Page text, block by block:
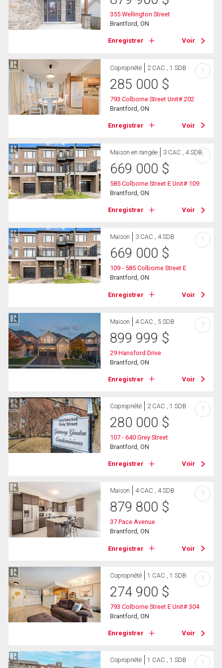
355 Wellington Street
Brantford, ON
Enregistrer Voir
Copropriété 2 CAC , 1 SDB
285 000 $
793 Colborne Street Unit# 202
Brantford, ON
Enregistrer Voir
?
Maison en rangée 3 CAC , 4 SDB
669 000 $
585 Colborne Street E Unit# 109
Brantford, ON
Enregistrer Voir
?
Maison 3 CAC , 4 SDB
669 000 $
109 - 585 Colborne Street E
Brantford, ON
Enregistrer Voir
?
Maison 4 CAC , 5 SDB
899 999 $
29 Hansford Drive
Brantford, ON
Enregistrer Voir
?
Copropriété 2 CAC , 1 SDB
280 000 $
107 - 640 Grey Street
Brantford, ON
Enregistrer Voir
?
Maison 4 CAC , 4 SDB
879 800 $
37 Pace Avenue
Brantford, ON
Enregistrer Voir
?
Copropriété 1 CAC , 1 SDB
274 900 $
793 Colborne Street E Unit# 304
Brantford, ON
Enregistrer Voir
?
Copropriété 1 CAC , 1 SDB ?